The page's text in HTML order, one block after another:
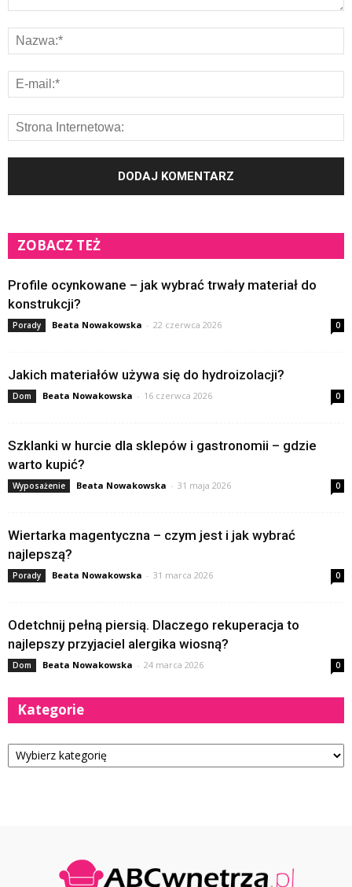
ZOBACZ TEŻ
Profile ocynkowane – jak wybrać trwały materiał do
konstrukcji?
Porady Beata Nowakowska - 22 czerwca 2026 0
Jakich materiałów używa się do hydroizolacji?
Dom Beata Nowakowska - 16 czerwca 2026 0
Szklanki w hurcie dla sklepów i gastronomii – gdzie
warto kupić?
Wyposażenie Beata Nowakowska - 31 maja 2026 0
Wiertarka magentyczna – czym jest i jak wybrać
najlepszą?
Porady Beata Nowakowska - 31 marca 2026 0
Odetchnij pełną piersią. Dlaczego rekuperacja to
najlepszy przyjaciel alergika wiosną?
Dom Beata Nowakowska - 24 marca 2026 0
Kategorie
Kategorie